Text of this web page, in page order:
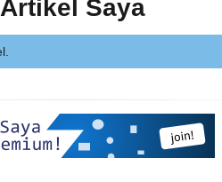
Artikel Saya